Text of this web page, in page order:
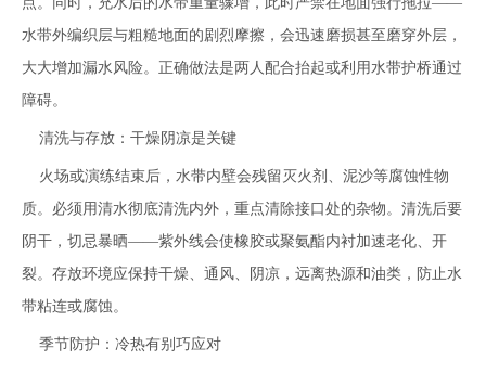
水带外编织层与粗糙地面的剧烈摩擦，会迅速磨损甚至磨穿外层，
大大增加漏水风险。正确做法是两人配合抬起或利用水带护桥通过
障碍。
清洗与存放：干燥阴凉是关键
火场或演练结束后，水带内壁会残留灭火剂、泥沙等腐蚀性物
质。必须用清水彻底清洗内外，重点清除接口处的杂物。清洗后要
阴干，切忌暴晒——紫外线会使橡胶或聚氨酯内衬加速老化、开
裂。存放环境应保持干燥、通风、阴凉，远离热源和油类，防止水
带粘连或腐蚀。
季节防护：冷热有别巧应对